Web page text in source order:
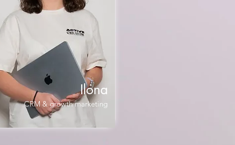
Ilona
CRM & growth marketing